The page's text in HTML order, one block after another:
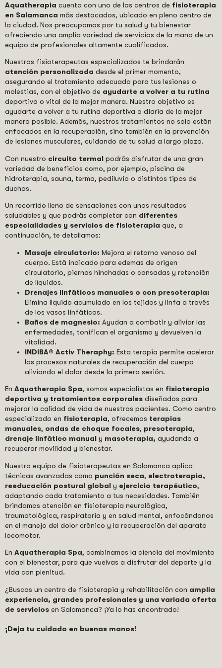
Aquatherapia cuenta con uno de los centros de fisioterapia
en Salamanca más destacados, ubicado en pleno centro de
la ciudad. Nos preocupamos por tu salud y tu bienestar
ofreciendo una amplia variedad de servicios de la mano de un
equipo de profesionales altamente cualificados.
Nuestros fisioterapeutas especializados te brindarán
atención personalizada desde el primer momento,
asegurando el tratamiento adecuado para tus lesiones o
molestias, con el objetivo de ayudarte a volver a tu rutina
deportiva o vital de la mejor manera. Nuestro objetivo es
ayudarte a volver a tu rutina deportiva o diaria de la mejor
manera posible. Además, nuestros tratamientos no solo están
enfocados en la recuperación, sino también en la prevención
de lesiones musculares, cuidando de tu salud a largo plazo.
Con nuestro circuito termal podrás disfrutar de una gran
variedad de beneficios como, por ejemplo, piscina de
hidroterapia, sauna, terma, pediluvio o distintos tipos de
duchas.
Un recorrido lleno de sensaciones con unos resultados
saludables y que podrás completar con diferentes
especialidades y servicios de fisioterapia que, a
continuación, te detallamos:
Masaje circulatorio: Mejora el retorno venoso del
cuerpo. Está indicado para edemas de origen
circulatorio, piernas hinchadas o cansadas y retención
de líquidos.
Drenajes linfáticos manuales o con presoterapia:
Elimina líquido acumulado en los tejidos y linfa a través
de los vasos linfáticos.
Baños de magnesio: Ayudan a combatir y aliviar las
enfermedades, tonifican el organismo y devuelven la
vitalidad.
INDIBA® Activ Theraphy: Esta terapia permite acelerar
los procesos naturales de recuperación del cuerpo
aliviando el dolor desde la primera sesión.
En Aquatherapia Spa, somos especialistas en fisioterapia
deportiva y tratamientos corporales diseñados para
mejorar la calidad de vida de nuestros pacientes. Como centro
especializado en fisioterapia, ofrecemos terapias
manuales, ondas de choque focales, presoterapia,
drenaje linfático manual y masoterapia, ayudando a
recuperar movilidad y bienestar.
Nuestro equipo de fisioterapeutas en Salamanca aplica
técnicas avanzadas como punción seca, electroterapia,
reeducación postural global y ejercicio terapéutico,
adaptando cada tratamiento a tus necesidades. También
brindamos atención en fisioterapia neurológica,
traumatológica, respiratoria y en salud mental, enfocándonos
en el manejo del dolor crónico y la recuperación del aparato
locomotor.
En Aquatherapia Spa, combinamos la ciencia del movimiento
con el bienestar, para que vuelvas a disfrutar del deporte y la
vida con plenitud.
¿Buscas un centro de fisioterapia y rehabilitación con amplia
experiencia, grandes profesionales y una variada oferta
de servicios en Salamanca? ¡Ya lo has encontrado!
¡Deja tu cuidado en buenas manos!